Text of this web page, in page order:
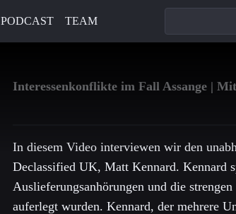
PODCAST TEAM
Interessenkonflikte im Fall Assange |
In diesem Video interviewen wir den
Declassified UK, Matt Kennard. Kennard
Auslieferungsanhörungen und die
auferlegt wurden. Kennard, der mehrere